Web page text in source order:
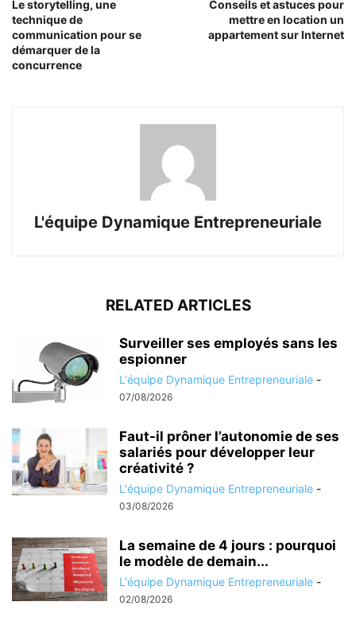
Le storytelling, une
technique de
communication pour se
démarquer de la
concurrence
Conseils et astuces pour
mettre en location un
appartement sur Internet
L'équipe Dynamique Entrepreneuriale
RELATED ARTICLES
Surveiller ses employés sans les
espionner
L'équipe Dynamique Entrepreneuriale -
07/08/2026
Faut-il prôner l’autonomie de ses
salariés pour développer leur
créativité ?
L'équipe Dynamique Entrepreneuriale -
03/08/2026
La semaine de 4 jours : pourquoi
le modèle de demain...
L'équipe Dynamique Entrepreneuriale -
02/08/2026